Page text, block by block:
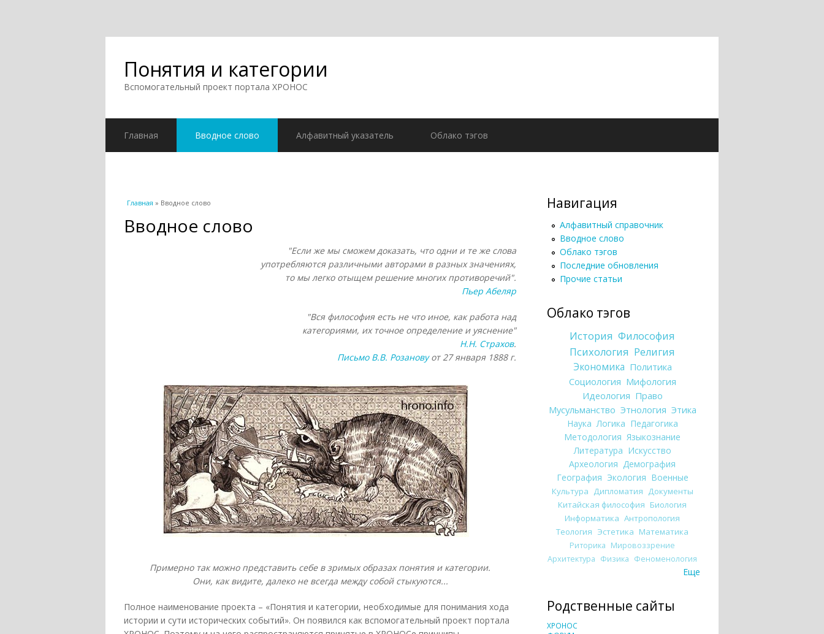
Понятия и категории
Вспомогательный проект портала ХРОНОС
Главная Вводное слово Алфавитный указатель Облако тэгов
Вы здесь
Главная » Вводное слово
Вводное слово
"Если же мы сможем доказать, что одни и те же слова
употребляются различными авторами в разных значениях,
то мы легко отыщем решение многих противоречий".
Пьер Абеляр
"Вся философия есть не что иное, как работа над
категориями, их точное определение и уяснение"
Н.Н. Страхов.
Письмо В.В. Розановуот 27 января 1888 г.
Примерно так можно представить себе в зримых образах понятия и категории.
Они, как видите, далеко не всегда между собой стыкуются...
Полное наименование проекта – «Понятия и категории, необходимые для понимания хода
истории и сути исторических событий». Он появился как вспомогательный проект портала
Навигация
Алфавитный справочник
Вводное слово
Облако тэгов
Последние обновления
Прочие статьи
Облако тэгов
История Философия
Психология Религия
Экономика Политика
Социология Мифология
Идеология Право
Мусульманство Этнология Этика
Наука Логика Педагогика
Методология Языкознание
Литература Искусство
Археология Демография
География Экология Военные
Культура Дипломатия Документы
Китайская философия Биология
Информатика Антропология
Теология Эстетика Математика
Риторика Мировоззрение
Архитектура Физика Феноменология
Еще
Родственные сайты
ХРОНОС